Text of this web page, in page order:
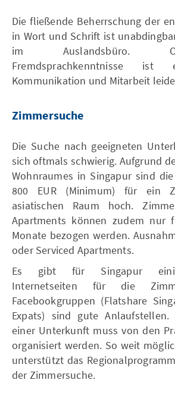
Die fließende Beherrschung der
in Wort und Schrift ist
im Auslandsbüro.
Fremdsprachkenntnisse ist
Kommunikation und Mitarbeit
Zimmersuche
Die Suche nach geeigneten
sich oftmals schwierig. Aufgrund
Wohnraumes in Singapur sind
800 EUR (Minimum) für ein
asiatischen Raum hoch.
Apartments können zudem nur
Monate bezogen werden.
oder Serviced Apartments.
Es gibt für Singapur
Internetseiten für die
Facebookgruppen (Flatshare
Expats) sind gute
einer Unterkunft muss von den
organisiert werden. So weit
unterstützt das
der Zimmersuche.